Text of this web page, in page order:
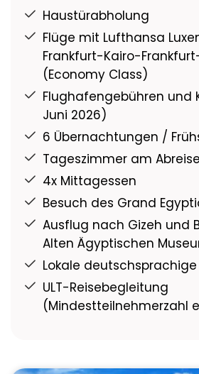
Haustürabholung
Flüge mit Lufthansa
Frankfurt-Kairo-
(Economy Class)
Flughafengebühren und
Juni 2026)
6 Übernachtungen /
Tageszimmer am
4x Mittagessen
Besuch des Grand
Ausflug nach Gizeh und
Alten Ägyptischen
Lokale
ULT-Reisebegleitung
(Mindestteilnehmerzahl